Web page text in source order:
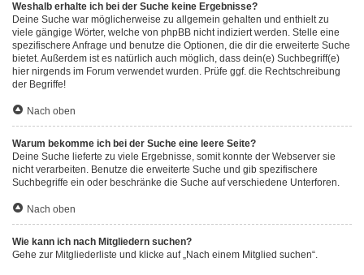
Weshalb erhalte ich bei der Suche keine Ergebnisse?
Deine Suche war möglicherweise zu allgemein gehalten und enthielt zu
viele gängige Wörter, welche von phpBB nicht indiziert werden. Stelle eine
spezifischere Anfrage und benutze die Optionen, die dir die erweiterte Suche
bietet. Außerdem ist es natürlich auch möglich, dass dein(e) Suchbegriff(e)
hier nirgends im Forum verwendet wurden. Prüfe ggf. die Rechtschreibung
der Begriffe!
Nach oben
Warum bekomme ich bei der Suche eine leere Seite?
Deine Suche lieferte zu viele Ergebnisse, somit konnte der Webserver sie
nicht verarbeiten. Benutze die erweiterte Suche und gib spezifischere
Suchbegriffe ein oder beschränke die Suche auf verschiedene Unterforen.
Nach oben
Wie kann ich nach Mitgliedern suchen?
Gehe zur Mitgliederliste und klicke auf „Nach einem Mitglied suchen“.